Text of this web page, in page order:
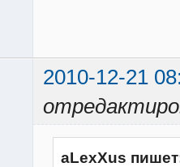
2010-12-21
aLexXus